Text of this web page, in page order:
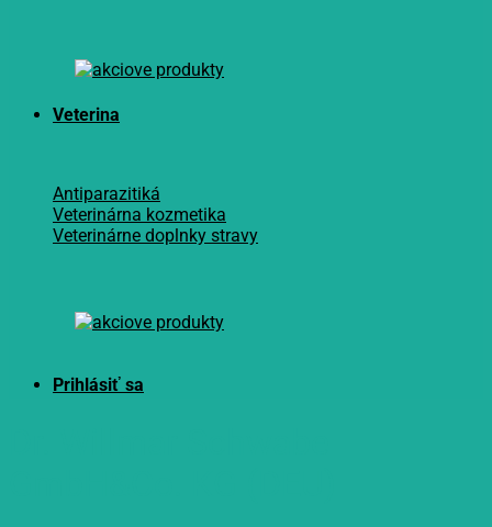
Veterina
Antiparazitiká
Veterinárna kozmetika
Veterinárne doplnky stravy